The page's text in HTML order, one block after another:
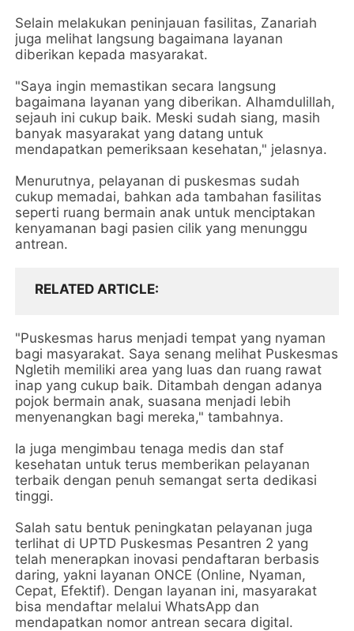
Selain melakukan peninjauan fasilitas, Zanariah
juga melihat langsung bagaimana layanan
diberikan kepada masyarakat.
"Saya ingin memastikan secara langsung
bagaimana layanan yang diberikan. Alhamdulillah,
sejauh ini cukup baik. Meski sudah siang, masih
banyak masyarakat yang datang untuk
mendapatkan pemeriksaan kesehatan," jelasnya.
Menurutnya, pelayanan di puskesmas sudah
cukup memadai, bahkan ada tambahan fasilitas
seperti ruang bermain anak untuk menciptakan
kenyamanan bagi pasien cilik yang menunggu
antrean.
RELATED ARTICLE
"Puskesmas harus menjadi tempat yang nyaman
bagi masyarakat. Saya senang melihat Puskesmas
Ngletih memiliki area yang luas dan ruang rawat
inap yang cukup baik. Ditambah dengan adanya
pojok bermain anak, suasana menjadi lebih
menyenangkan bagi mereka," tambahnya.
Ia juga mengimbau tenaga medis dan staf
kesehatan untuk terus memberikan pelayanan
terbaik dengan penuh semangat serta dedikasi
tinggi.
Salah satu bentuk peningkatan pelayanan juga
terlihat di UPTD Puskesmas Pesantren 2 yang
telah menerapkan inovasi pendaftaran berbasis
daring, yakni layanan ONCE (Online, Nyaman,
Cepat, Efektif). Dengan layanan ini, masyarakat
bisa mendaftar melalui WhatsApp dan
mendapatkan nomor antrean secara digital.